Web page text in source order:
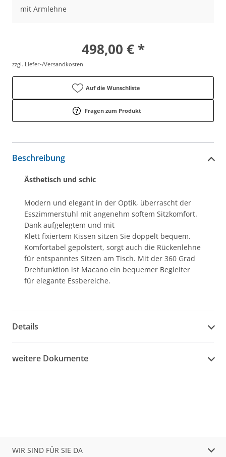
mit Armlehne
498,00 € *
zzgl. Liefer-/Versandkosten
Auf die Wunschliste
Fragen zum Produkt
Beschreibung
Ästhetisch und schic
Modern und elegant in der Optik, überrascht der
Esszimmerstuhl mit angenehm softem Sitzkomfort.
Dank aufgelegtem und mit
Klett fixiertem Kissen sitzen Sie doppelt bequem.
Komfortabel gepolstert, sorgt auch die Rückenlehne
für entspanntes Sitzen am Tisch. Mit der 360 Grad
Drehfunktion ist Macano ein bequemer Begleiter
für elegante Essbereiche.
Details
weitere Dokumente
WIR SIND FÜR SIE DA